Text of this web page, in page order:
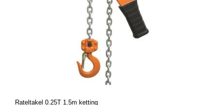
Rateltakel 0.25T 1.5m ketting